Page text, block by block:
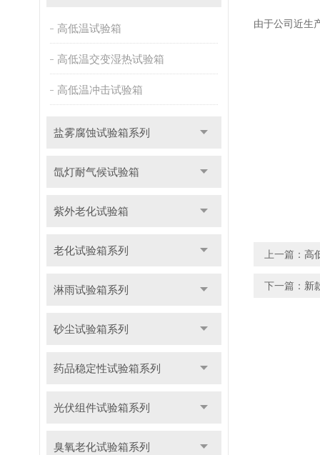
高低温试验箱
高低温交变湿热试验箱
高低温冲击试验箱
盐雾腐蚀试验箱系列
氙灯耐气候试验箱
紫外老化试验箱
老化试验箱系列
淋雨试验箱系列
砂尘试验箱系列
药品稳定性试验箱系列
光伏组件试验箱系列
臭氧老化试验箱系列
由于公司近生
上一篇： 高
下一篇： 新